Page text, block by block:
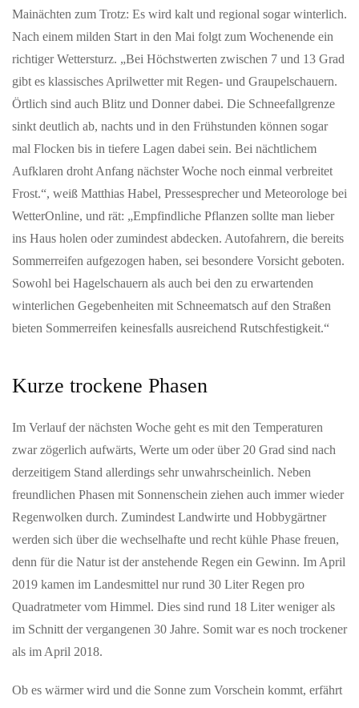
Englische Ausnahme-Rockband Muse Ende des Jahres
mit neuem Album
-und auf Tour in Deutschland und der Schweiz mit dem Release
ihrer aktuellen Single „Nightshift Superstar“ kündigen Muse die
JULI 04, 2026
Sommerzeit ist im Hochschwarzwald auch Klassik-Zeit:
präsentieren ihr Können dem…
Public Viewing Schweiz vs. Argentinien – Die
Fussballnacht in Schaffhausen
Erlebe das Spiel Argentinien vs. Schweiz in einmaliger
Willkommen auf der neuen FCS-Homepage
Der FC Schaffhausen freut sich, seine neue Homepage
präsentieren zu dürfen. Modern, schlicht, übersichtlich und
selbstverständlich in…
JUNI 02, 2026
After-Work-Event in Schloss Bonndorf mit Kunst und
Waldshut-Tiengen — Formenreich wie im Rokoko und
futuristisch wie aus einem Science-Fiction-Film sind die Arbeiten
von Stefan Gross, die…
MAI 22, 2026
Mainächten zum Trotz: Es wird kalt und regional sogar winterlich.
Nach einem milden Start in den Mai folgt zum Wochenende ein
richtiger Wettersturz. „Bei Höchstwerten zwischen 7 und 13 Grad
gibt es klassisches Aprilwetter mit Regen- und Graupelschauern.
Örtlich sind auch Blitz und Donner dabei. Die Schneefallgrenze
sinkt deutlich ab, nachts und in den Frühstunden können sogar
mal Flocken bis in tiefere Lagen dabei sein. Bei nächtlichem
Aufklaren droht Anfang nächster Woche noch einmal verbreitet
Frost.“, weiß Matthias Habel, Pressesprecher und Meteorologe bei
WetterOnline, und rät: „Empfindliche Pflanzen sollte man lieber
ins Haus holen oder zumindest abdecken. Autofahrern, die bereits
Sommerreifen aufgezogen haben, sei besondere Vorsicht geboten.
Sowohl bei Hagelschauern als auch bei den zu erwartenden
winterlichen Gegebenheiten mit Schneematsch auf den Straßen
bieten Sommerreifen keinesfalls ausreichend Rutschfestigkeit.“
Kurze trockene Phasen
Im Verlauf der nächsten Woche geht es mit den Temperaturen
zwar zögerlich aufwärts, Werte um oder über 20 Grad sind nach
derzeitigem Stand allerdings sehr unwahrscheinlich. Neben
freundlichen Phasen mit Sonnenschein ziehen auch immer wieder
Regenwolken durch. Zumindest Landwirte und Hobbygärtner
werden sich über die wechselhafte und recht kühle Phase freuen,
denn für die Natur ist der anstehende Regen ein Gewinn. Im April
2019 kamen im Landesmittel nur rund 30 Liter Regen pro
Quadratmeter vom Himmel. Dies sind rund 18 Liter weniger als
im Schnitt der vergangenen 30 Jahre. Somit war es noch trockener
als im April 2018.
Ob es wärmer wird und die Sonne zum Vorschein kommt, erfährt